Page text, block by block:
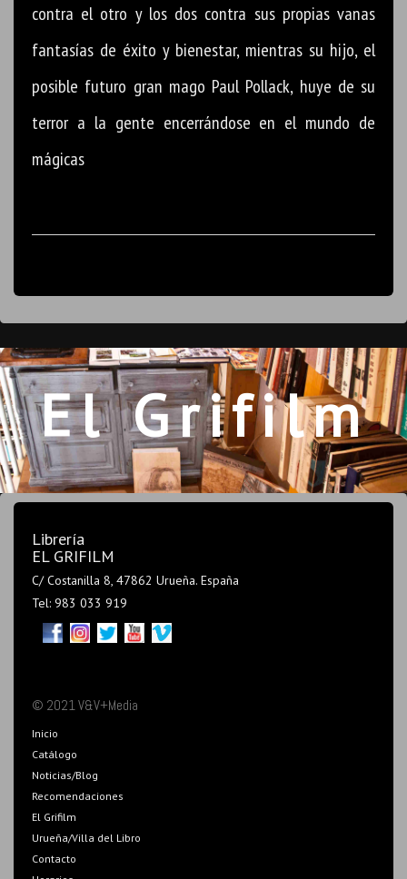
contra el otro y los dos contra sus propias vanas
fantasías de éxito y bienestar, mientras su hijo, el
posible futuro gran mago Paul Pollack, huye de su
terror a la gente encerrándose en el mundo de
mágicas
El Grifilm
Librería
EL GRIFILM
C/ Costanilla 8, 47862 Urueña. España
Tel: 983 033 919
© 2021 V&V+Media
Inicio
Catálogo
Noticias/Blog
Recomendaciones
El Grifilm
Urueña/Villa del Libro
Contacto